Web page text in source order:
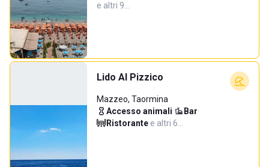
e altri 9…
Lido Al Pizzico
Mazzeo, Taormina
Accesso animali· Bar·
Ristorante·e altri 6…